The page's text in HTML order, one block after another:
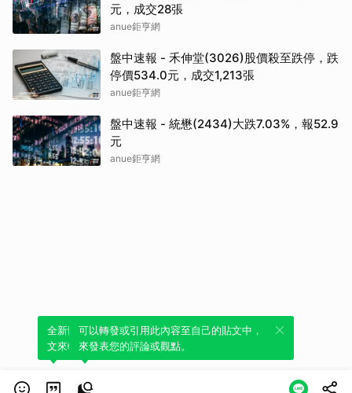
元，成交28張
anue鉅亨網
盤中速報 - 禾伸堂(3026)股價殺至跌停，跌
停價534.0元，成交1,213張
anue鉅亨網
盤中速報 - 統懋(2434)大跌7.03%，報52.9
元
anue鉅亨網
全新體驗！一鍵引用此內容，透過發布貼
文來輕鬆表達個人立場。
可以轉發或引用此內容至自己的貼文中，
來發表您的評論或觀點。